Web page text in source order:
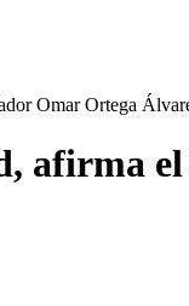
Omar Ortega
afirma